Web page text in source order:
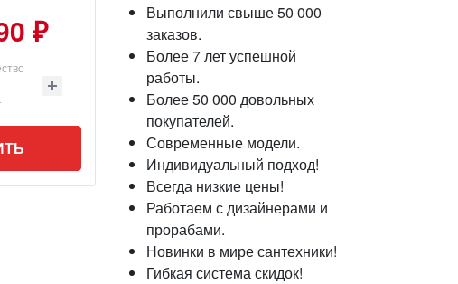
₽
Выполнили свыше 50 000
заказов.
Более 7 лет успешной
работы.
Более 50 000 довольных
покупателей.
Современные модели.
Индивидуальный подход!
Всегда низкие цены!
Работаем с дизайнерами и
прорабами.
Новинки в мире сантехники!
Гибкая система скидок!